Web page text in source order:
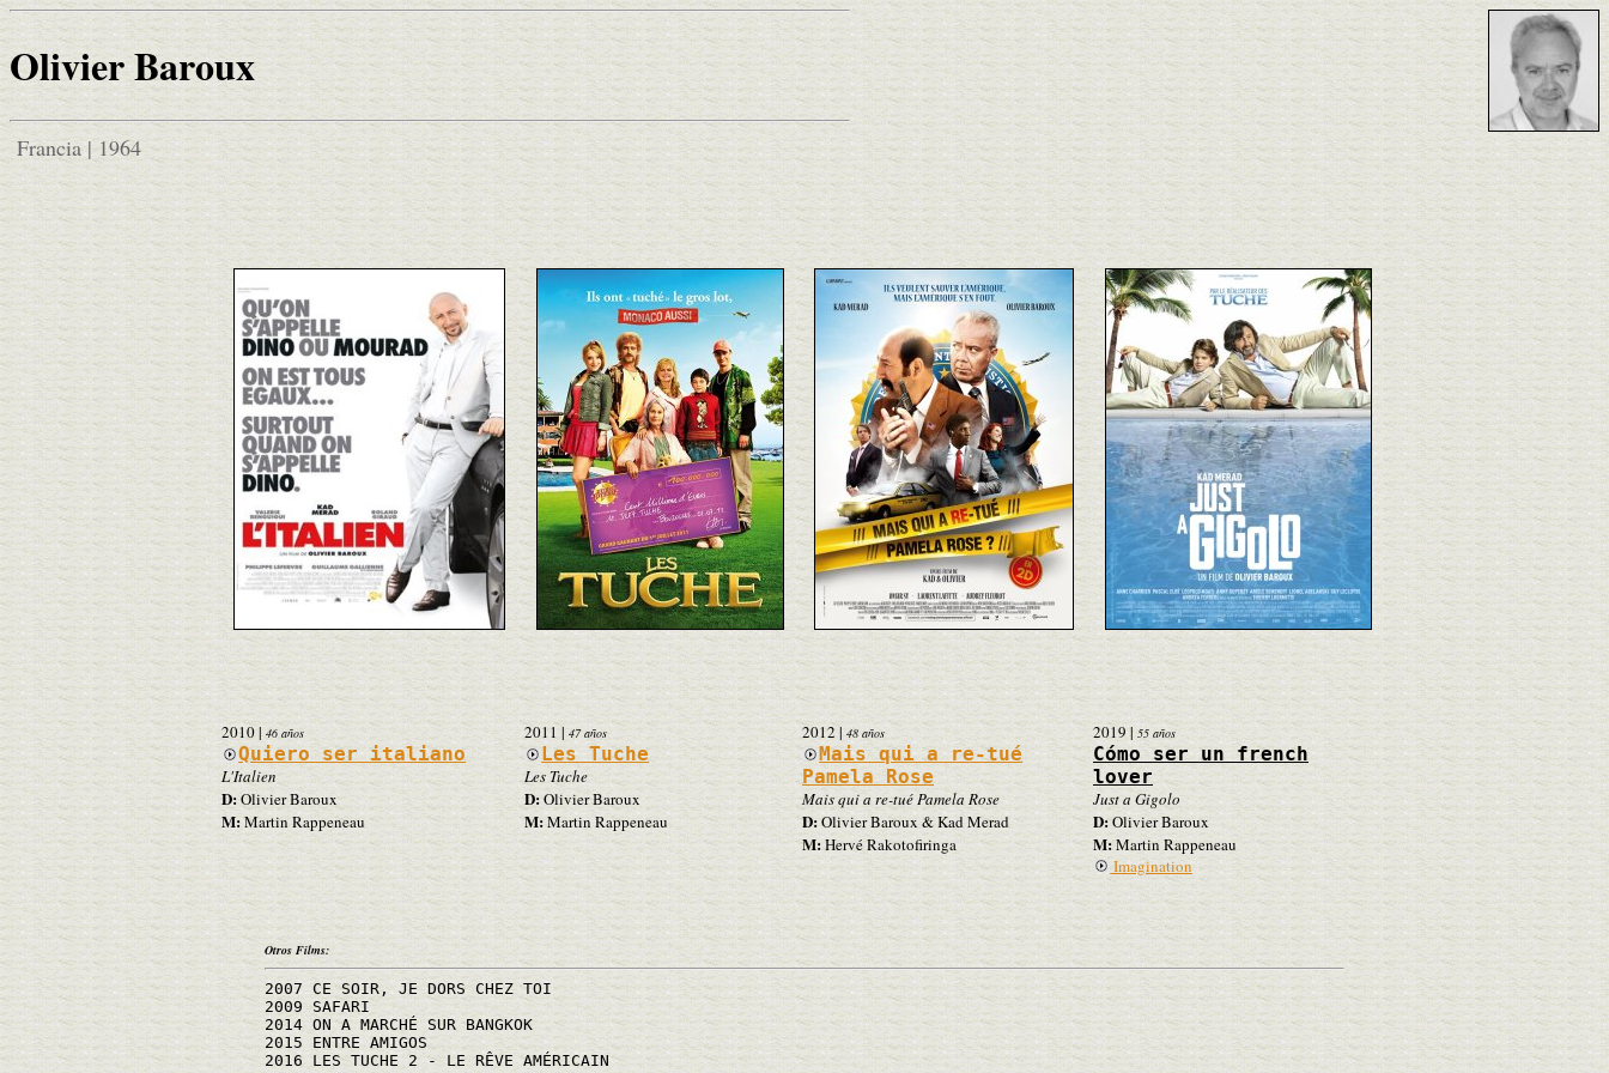
Olivier Baroux
Francia | 1964
2010| 46 años
Quiero ser italiano
L'Italien
D:Olivier Baroux
M:Martin Rappeneau
2011| 47 años
Les Tuche
Les Tuche
D:Olivier Baroux
M:Martin Rappeneau
2012 | 48 años
Mais qui a re-tué
Pamela Rose
Mais qui a re-tué Pamela Rose
D:Olivier Baroux & Kad Merad
M:Hervé Rakotofiringa
2019 | 55 años
Cómo ser un french
lover
Just a Gigolo
D:Olivier Baroux
M:Martin Rappeneau
Imagination
Otros Films:
2007 CE SOIR, JE DORS CHEZ TOI
2009 SAFARI
2014 ON A MARCHÉ SUR BANGKOK
2015 ENTRE AMIGOS
2016 LES TUCHE 2 - LE RÊVE AMÉRICAIN